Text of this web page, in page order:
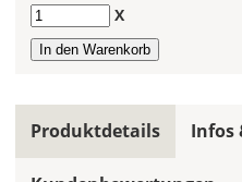
Farbfeldern
die
gleiche
wird
ein
Autoaufkleber
Anzahl X
Produktdetails Infos